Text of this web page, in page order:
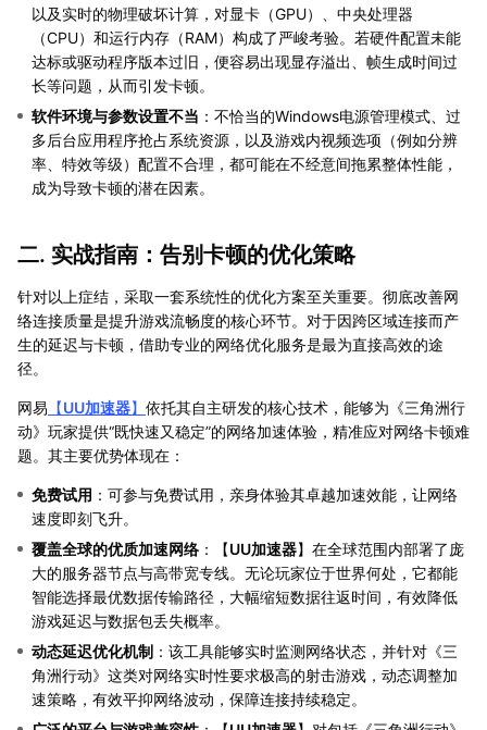
以及实时的物理破坏计算，对显卡（GPU）、中央处理器
（CPU）和运行内存（RAM）构成了严峻考验。若硬件配置未能
达标或驱动程序版本过旧，便容易出现显存溢出、帧生成时间过
长等问题，从而引发卡顿。
软件环境与参数设置不当 ：不恰当的Windows电源管理模式、过
多后台应用程序抢占系统资源，以及游戏内视频选项（例如分辨
率、特效等级）配置不合理，都可能在不经意间拖累整体性能，
成为导致卡顿的潜在因素。
二. 实战指南：告别卡顿的优化策略
针对以上症结，采取一套系统性的优化方案至关重要。彻底改善网
络连接质量是提升游戏流畅度的核心环节。对于因跨区域连接而产
生的延迟与卡顿，借助专业的网络优化服务是最为直接高效的途
径。
网易 【UU加速器】 依托其自主研发的核心技术，能够为《三角洲行
动》玩家提供“既快速又稳定”的网络加速体验，精准应对网络卡顿难
题。其主要优势体现在：
免费试用 ：可参与免费试用，亲身体验其卓越加速效能，让网络
速度即刻飞升。
覆盖全球的优质加速网络 ：【UU加速器】在全球范围内部署了庞
大的服务器节点与高带宽专线。无论玩家位于世界何处，它都能
智能选择最优数据传输路径，大幅缩短数据往返时间，有效降低
游戏延迟与数据包丢失概率。
动态延迟优化机制 ：该工具能够实时监测网络状态，并针对《三
角洲行动》这类对网络实时性要求极高的射击游戏，动态调整加
速策略，有效平抑网络波动，保障连接持续稳定。